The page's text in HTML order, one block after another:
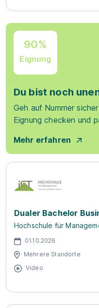
90%
Eignung
Du bist noch
Geh auf Nummer
Eignung checken und
Mehr erfahren
Dualer Bachelor
Hochschule für
01.10.2026
Mehrere Standorte
Video